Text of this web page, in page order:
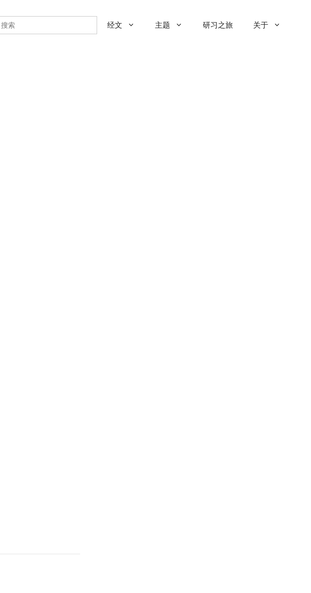
经文 主题 研习之旅 关于